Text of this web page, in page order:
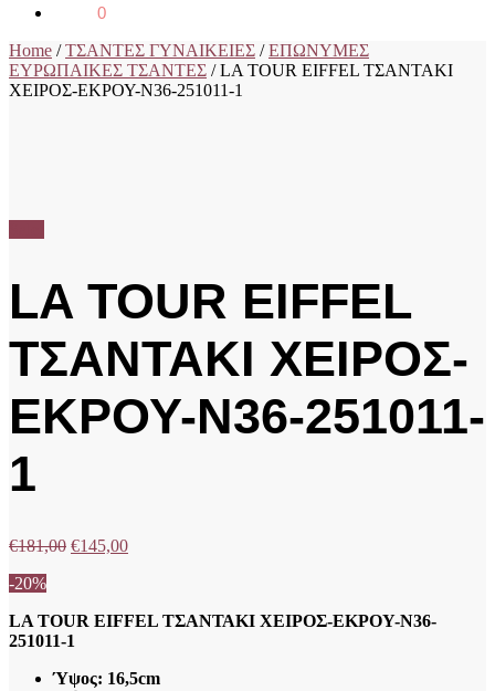
0
Home /ΤΣΑΝΤΕΣ ΓΥΝΑΙΚΕΙΕΣ /ΕΠΩΝΥΜΕΣ
ΕΥΡΩΠΑΙΚΕΣ ΤΣΑΝΤΕΣ /LA TOUR EIFFEL ΤΣΑΝΤΑΚΙ
ΧΕΙΡΟΣ-ΕΚΡΟΥ-N36-251011-1
LA TOUR EIFFEL
ΤΣΑΝΤΑΚΙ ΧΕΙΡΟΣ-
ΕΚΡΟΥ-N36-251011-
1
€181,00 €145,00
-20%
LA TOUR EIFFEL ΤΣΑΝΤΑΚΙ ΧΕΙΡΟΣ-ΕΚΡΟΥ-N36-
251011-1
Ύψος: 16,5cm